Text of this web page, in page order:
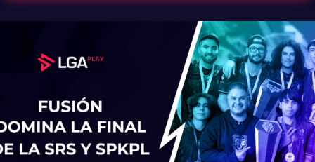
PRO
CELEBRARÁ
SUS
FINALES
4